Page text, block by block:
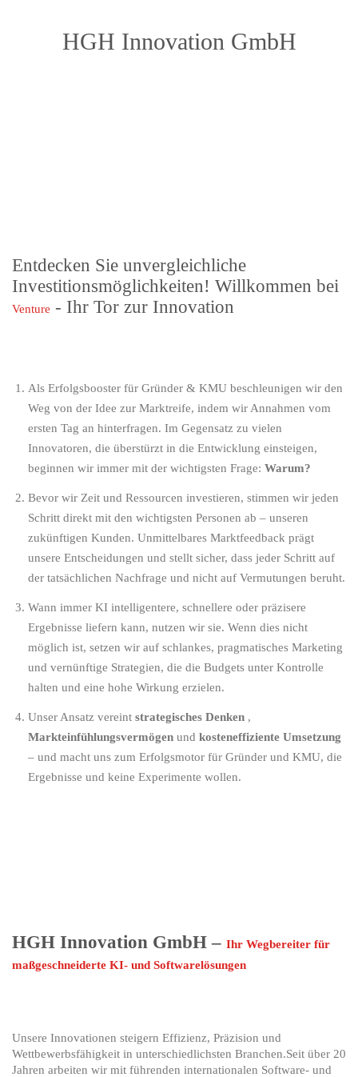
HGH Innovation GmbH
Entdecken Sie unvergleichliche
Investitionsmöglichkeiten! Willkommen bei
Venture - Ihr Tor zur Innovation
Als Erfolgsbooster für Gründer & KMU beschleunigen wir den
Weg von der Idee zur Marktreife, indem wir Annahmen vom
ersten Tag an hinterfragen. Im Gegensatz zu vielen
Innovatoren, die überstürzt in die Entwicklung einsteigen,
beginnen wir immer mit der wichtigsten Frage: Warum?
Bevor wir Zeit und Ressourcen investieren, stimmen wir jeden
Schritt direkt mit den wichtigsten Personen ab – unseren
zukünftigen Kunden. Unmittelbares Marktfeedback prägt
unsere Entscheidungen und stellt sicher, dass jeder Schritt auf
der tatsächlichen Nachfrage und nicht auf Vermutungen beruht.
Wann immer KI intelligentere, schnellere oder präzisere
Ergebnisse liefern kann, nutzen wir sie. Wenn dies nicht
möglich ist, setzen wir auf schlankes, pragmatisches Marketing
und vernünftige Strategien, die die Budgets unter Kontrolle
halten und eine hohe Wirkung erzielen.
Unser Ansatz vereint strategisches Denken ,
Markteinfühlungsvermögen und kosteneffiziente Umsetzung
– und macht uns zum Erfolgsmotor für Gründer und KMU, die
Ergebnisse und keine Experimente wollen.
HGH Innovation GmbH – Ihr Wegbereiter für
maßgeschneiderte KI- und Softwarelösungen
Unsere Innovationen steigern Effizienz, Präzision und
Wettbewerbsfähigkeit in unterschiedlichsten Branchen.Seit über 20
Jahren arbeiten wir mit führenden internationalen Software- und